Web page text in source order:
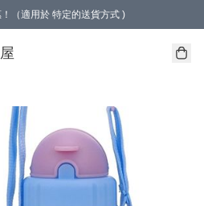
（適用於 特定的送貨方式 )